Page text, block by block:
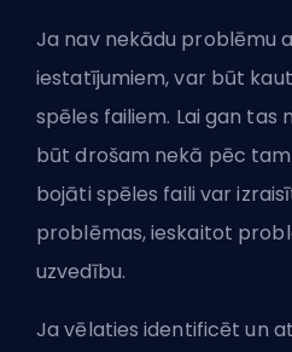
Ja nav nekādu problēmu
iestatījumiem, var būt
spēles failiem. Lai gan tas
būt drošam nekā pēc
bojāti spēles faili var
problēmas, ieskaitot
uzvedību.
Ja vēlaties identificēt un